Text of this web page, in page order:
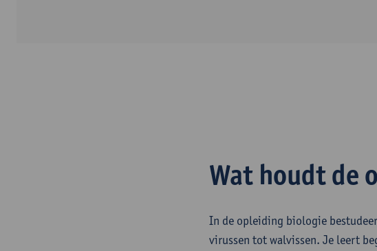
Wat houdt de
In de opleiding biologie
virussen tot walvissen. Je leert